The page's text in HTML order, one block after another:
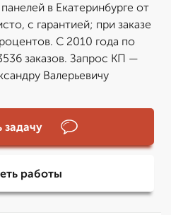
в Екатеринбурге от
с гарантией; при заказе
С 2010 года по
заказов. Запрос КП —
Валерьевичу
задачу
работы